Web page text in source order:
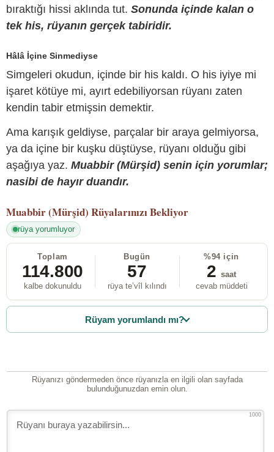
bıraktığı hissi aklında tut. Sonunda içinde kalan o
tek his, rüyanın gerçek tabiridir.
Hâlâ İçine Sinmediyse
Simgeleri okudun, içinde bir his kaldı. O his iyiye mi
işaret kötüye mi, ayırt edebiliyorsan rüyanı zaten
kendin tabir etmişsin demektir.
Ama karışık geldiyse, parçalar bir araya gelmiyorsa,
ya da içine bir kuşku düştüyse, rüyanı olduğu gibi
aşağıya yaz. Muabbir (Mürşid) senin için yorumlar;
nasibi de hayır duandır.
Muabbir (Mürşid) Rüyalarınızı Bekliyor
rüya yorumluyor
Toplam
114.800
kalbe dokunuldu
Bugün
57
rüya te’vîl kılındı
%94 için
2 saat
cevab müddeti
Rüyam yorumlandı mı?
Rüyanızı göndermeden önce rüyanızla en ilgili olan sayfada
bulunduğunuzdan emin olun.
1000